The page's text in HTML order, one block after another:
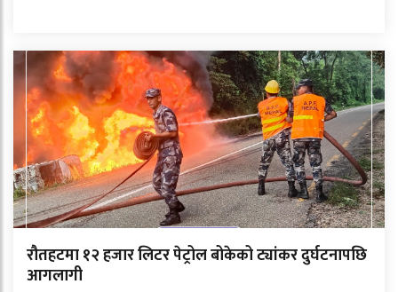
रौतहटमा १२ हजार लिटर पेट्रोल बोकेको ट्यांकर दुर्घटनापछि
आगलागी